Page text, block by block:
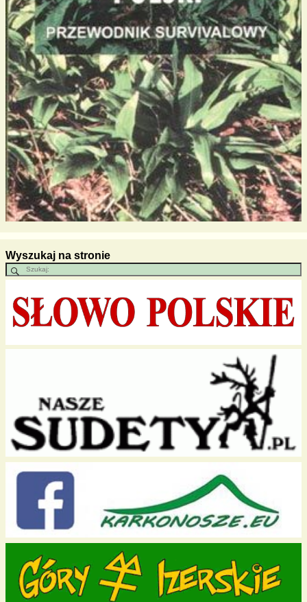
Wyszukaj na stronie